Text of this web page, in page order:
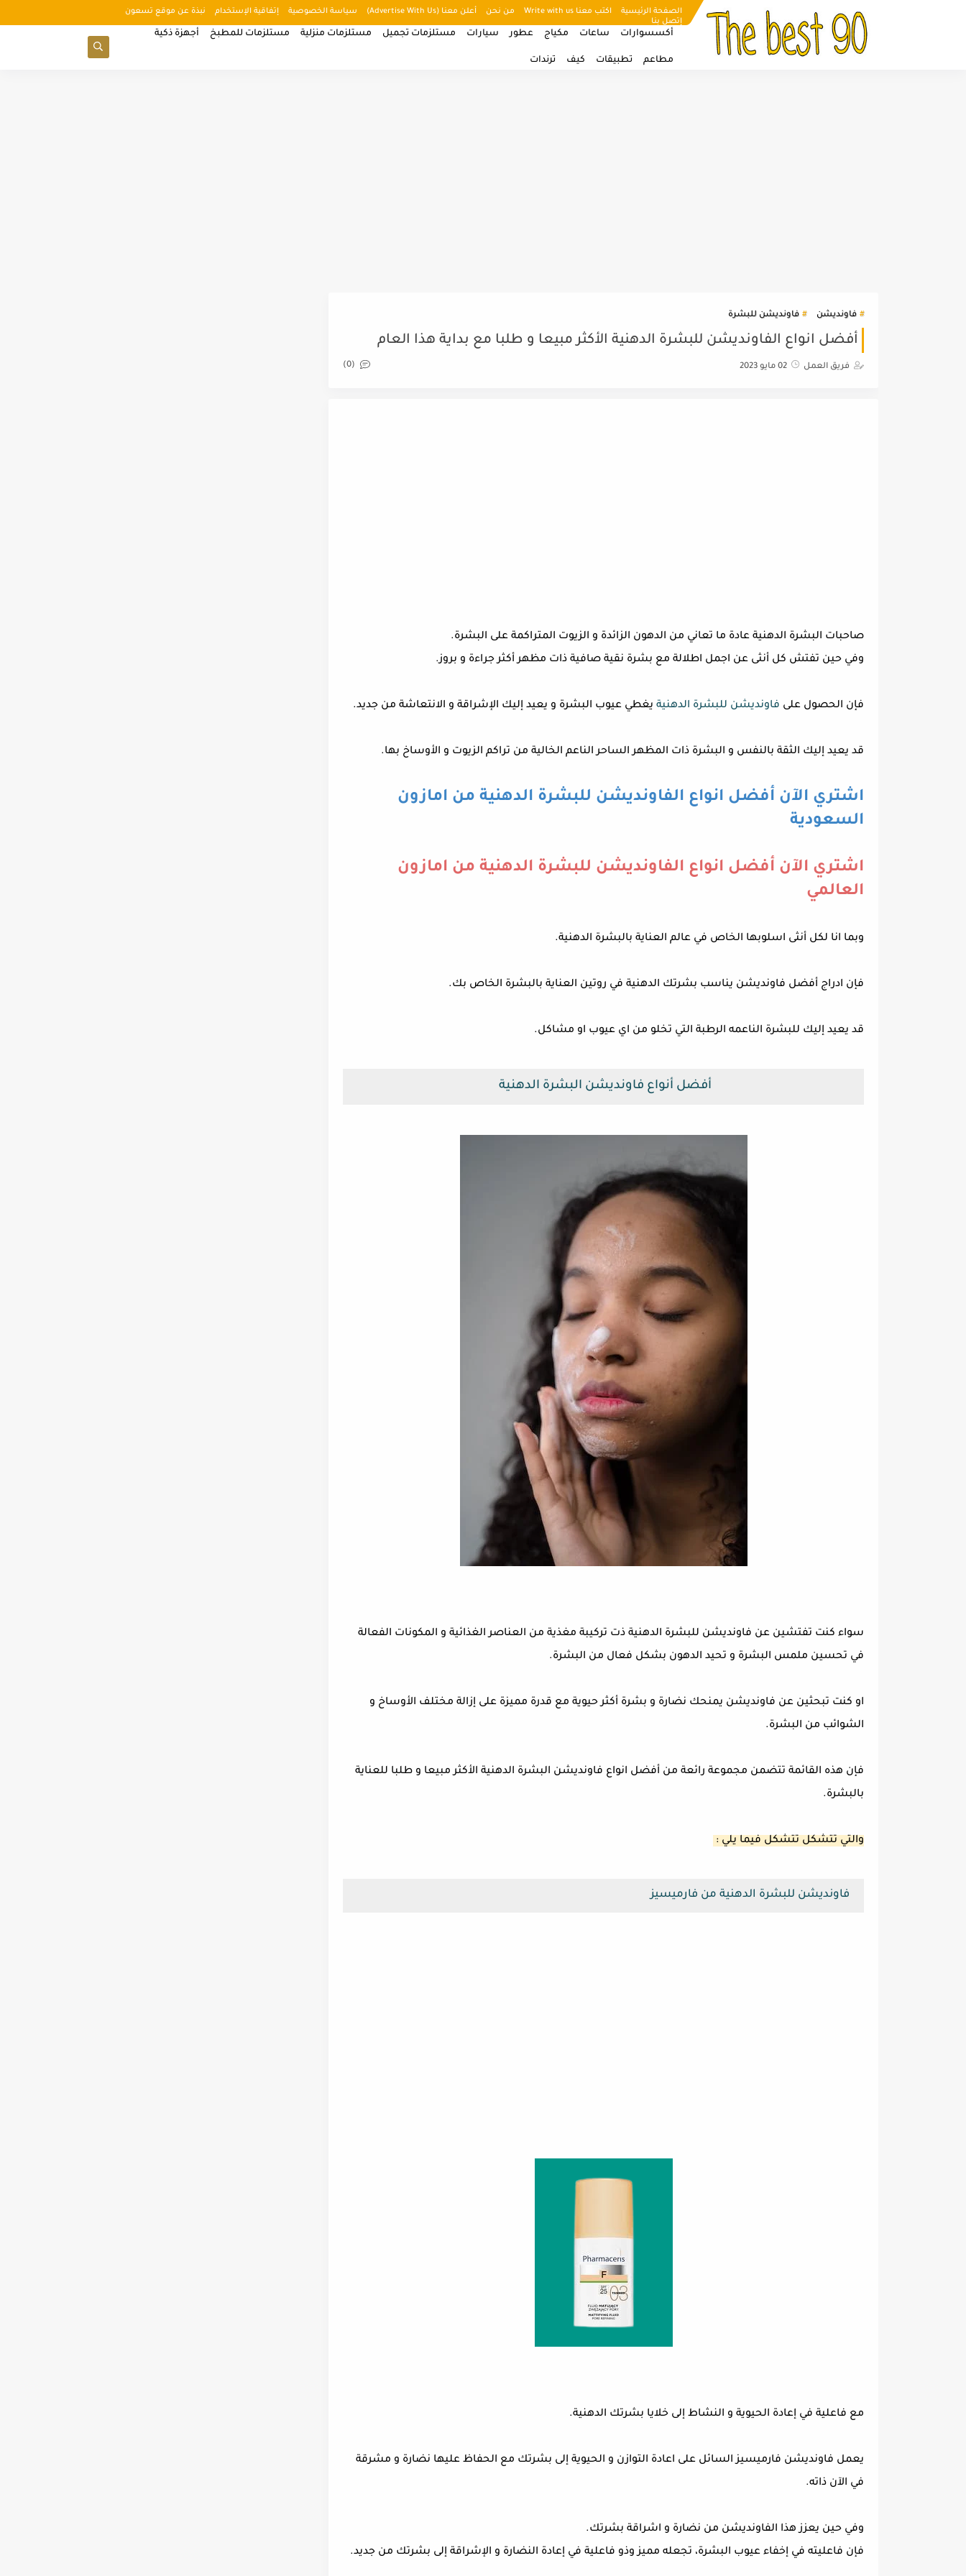
الصفحة الرئيسية اكتب معنا Write with us من نحن أعلن معنا (Advertise With Us) سياسة الخصوصية إتفاقية الإستخدام
نبذة عن موقع تسعون
إتصل بنا
أكسسوارات ساعات مكياج عطور سيارات مستلزمات تجميل مستلزمات منزلية مستلزمات للمطبخ أجهزة ذكية
مطاعم تطبيقات كيف ترندات
فاونديشن فاونديشن للبشرة
أفضل انواع الفاونديشن للبشرة الدهنية الأكثر مبيعا و طلبا مع بداية هذا العام
فريق العمل 02 مايو 2023 (0)
صاحبات البشرة الدهنية عادة ما تعاني من الدهون الزائدة و الزيوت المتراكمة على البشرة.
وفي حين تفتش كل أنثى عن اجمل اطلالة مع بشرة نقية صافية ذات مظهر أكثر جراءة و بروز.
فإن الحصول على فاونديشن للبشرة الدهنية يغطي عيوب البشرة و يعيد إليك الإشراقة و الانتعاشة من جديد.
قد يعيد إليك الثقة بالنفس و البشرة ذات المظهر الساحر الناعم الخالية من تراكم الزيوت و الأوساخ بها.
اشتري الآن أفضل انواع الفاونديشن للبشرة الدهنية من امازون
السعودية
اشتري الآن أفضل انواع الفاونديشن للبشرة الدهنية من امازون
العالمي
وبما انا لكل أنثى اسلوبها الخاص في عالم العناية بالبشرة الدهنية.
فإن ادراج أفضل فاونديشن يناسب بشرتك الدهنية في روتين العناية بالبشرة الخاص بك.
قد يعيد إليك للبشرة الناعمه الرطبة التي تخلو من اي عيوب او مشاكل.
أفضل أنواع فاونديشن البشرة الدهنية
سواء كنت تفتشين عن فاونديشن للبشرة الدهنية ذت تركيبة مغذية من العناصر الغذائية و المكونات الفعالة
في تحسين ملمس البشرة و تحيد الدهون بشكل فعال من البشرة.
او كنت تبحثين عن فاونديشن يمنحك نضارة و بشرة أكثر حيوية مع قدرة مميزة على إزالة مختلف الأوساخ و
الشوائب من البشرة.
فإن هذه القائمة تتضمن مجموعة رائعة من أفضل انواع فاونديشن البشرة الدهنية الأكثر مبيعا و طلبا للعناية
بالبشرة.
والتي تتشكل تتشكل فيما يلي :
فاونديشن للبشرة الدهنية من فارميسيز
مع فاعلية في إعادة الحيوية و النشاط إلى خلايا بشرتك الدهنية.
يعمل فاونديشن فارميسيز السائل على اعادة التوازن و الحيوية إلى بشرتك مع الحفاظ عليها نضارة و مشرقة
في الآن ذاته.
وفي حين يعزز هذا الفاونديشن من نضارة و اشراقة بشرتك.
فإن فاعليته في إخفاء عيوب البشرة، تجعله مميز وذو فاعلية في إعادة النضارة و الإشراقة إلى بشرتك من جديد.